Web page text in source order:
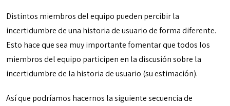
Distintos miembros del equipo pueden percibir la
incertidumbre de una historia de usuario de forma diferente.
Esto hace que sea muy importante fomentar que todos los
miembros del equipo participen en la discusión sobre la
incertidumbre de la historia de usuario (su estimación).
Así que podríamos hacernos la siguiente secuencia de